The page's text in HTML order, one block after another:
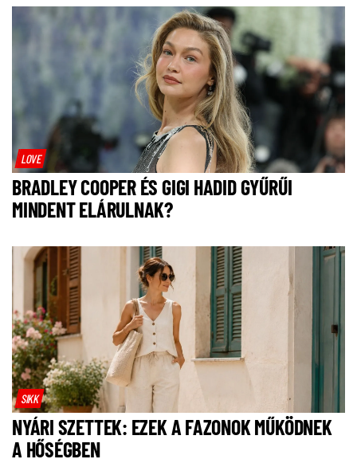
LOVE
BRADLEY COOPER ÉS GIGI HADID GYŰRŰI
MINDENT ELÁRULNAK?
SIKK
NYÁRI SZETTEK: EZEK A FAZONOK MŰKÖDNEK
A HŐSÉGBEN